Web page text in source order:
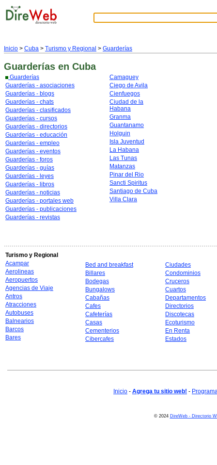
Inicio > Cuba > Turismo y Regional > Guarderías
Guarderías en Cuba
Guarderías
Guarderías - asociaciones
Guarderías - blogs
Guarderías - chats
Guarderías - clasificados
Guarderías - cursos
Guarderías - directorios
Guarderías - educación
Guarderías - empleo
Guarderías - eventos
Guarderías - foros
Guarderías - guías
Guarderías - leyes
Guarderías - libros
Guarderías - noticias
Guarderías - portales web
Guarderías - publicaciones
Guarderías - revistas
Camaguey
Ciego de Avila
Cienfuegos
Ciudad de la
Habana
Granma
Guantanamo
Holguin
Isla Juventud
La Habana
Las Tunas
Matanzas
Pinar del Rio
Sancti Spiritus
Santiago de Cuba
Villa Clara
Turismo y Regional
Acampar
Aerolineas
Aeropuertos
Agencias de Viaje
Antros
Atracciones
Autobuses
Balnearios
Barcos
Bares
Bed and breakfast
Billares
Bodegas
Bungalows
Cabañas
Cafes
Cafeterías
Casas
Cementerios
Cibercafes
Ciudades
Condominios
Cruceros
Cuartos
Departamentos
Directorios
Discotecas
Ecoturismo
En Renta
Estados
Inicio - Agrega tu sitio web! -
© 2024 DireWeb - Directorio